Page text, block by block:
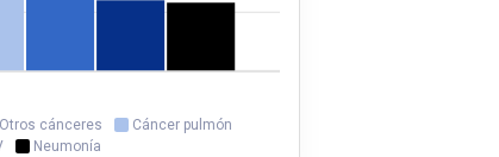
Otros cánceres
Cáncer pulmón
Neumonía